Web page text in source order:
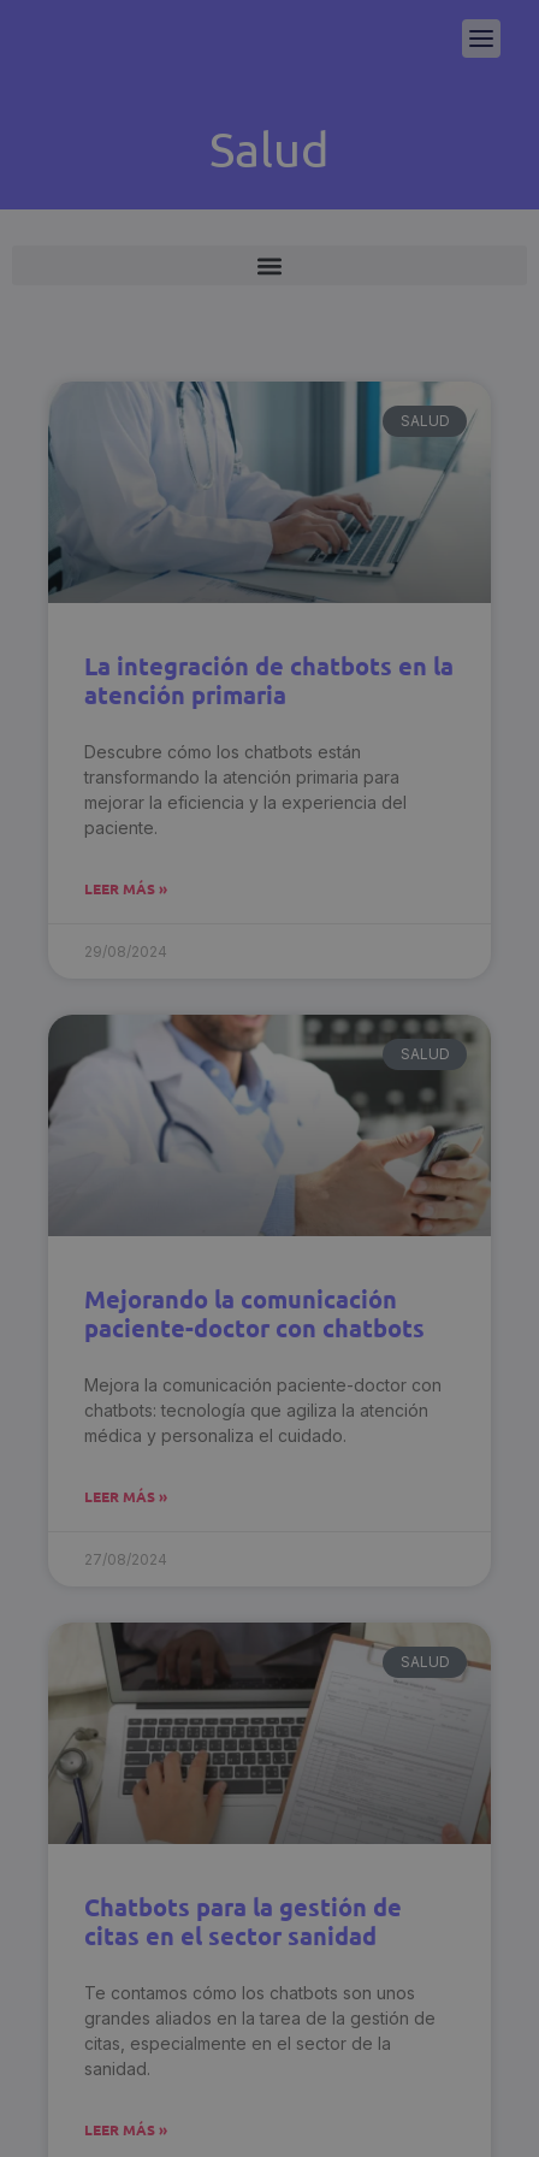
Salud
SALUD
La integración de chatbots en la
atención primaria
Descubre cómo los chatbots están
transformando la atención primaria para
mejorar la eficiencia y la experiencia del
paciente.
LEER MÁS »
29/08/2024
SALUD
Mejorando la comunicación
paciente-doctor con chatbots
Mejora la comunicación paciente-doctor con
chatbots: tecnología que agiliza la atención
médica y personaliza el cuidado.
LEER MÁS »
27/08/2024
SALUD
Chatbots para la gestión de
citas en el sector sanidad
Te contamos cómo los chatbots son unos
grandes aliados en la tarea de la gestión de
citas, especialmente en el sector de la
sanidad.
LEER MÁS »